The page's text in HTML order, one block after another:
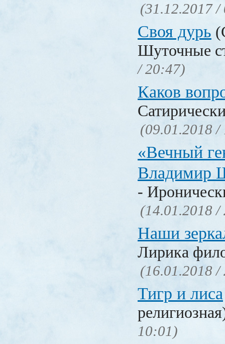
(31.12.2017 /
Своя дурь
Шуточные
/ 20:47)
Каков
(09.01.2018 /
«Вечный
Владимир
-
(14.01.2018 /
Наши
Лирика
(16.01.2018 /
Тигр и лиса
10:01)